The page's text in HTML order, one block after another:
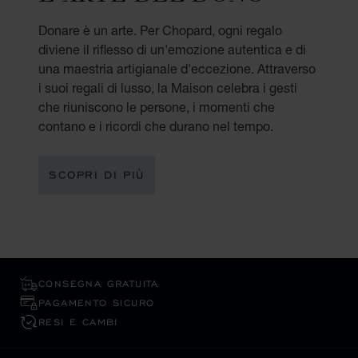
Donare è un arte. Per Chopard, ogni regalo
diviene il riflesso di un'emozione autentica e di
una maestria artigianale d'eccezione. Attraverso
i suoi regali di lusso, la Maison celebra i gesti
che riuniscono le persone, i momenti che
contano e i ricordi che durano nel tempo.
SCOPRI DI PIÙ
CONSEGNA GRATUITA
PAGAMENTO SICURO
RESI E CAMBI